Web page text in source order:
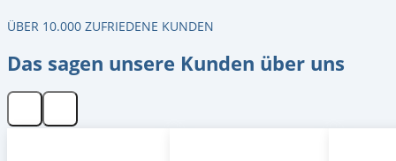
ÜBER 10.000 ZUFRIEDENE KUNDEN
Das sagen unsere Kunden über uns